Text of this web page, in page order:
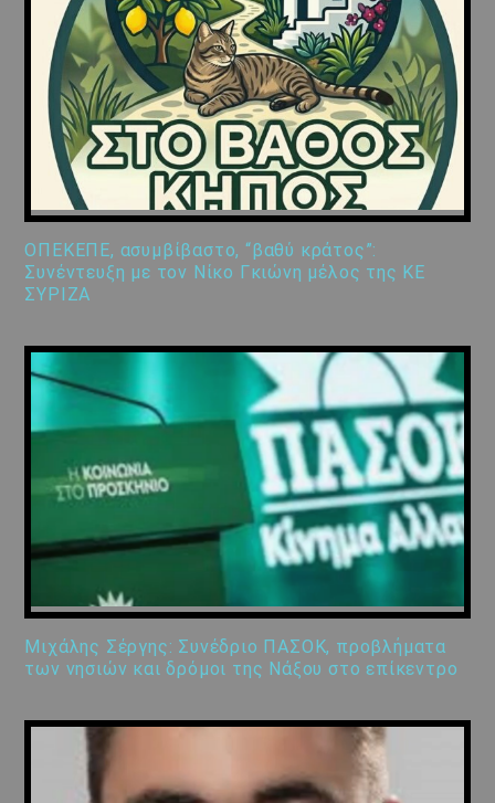
ΟΠΕΚΕΠΕ, ασυμβίβαστο, “βαθύ κράτος”:
Συνέντευξη με τον Νίκο Γκιώνη μέλος της ΚΕ
ΣΥΡΙΖΑ
Μιχάλης Σέργης: Συνέδριο ΠΑΣΟΚ, προβλήματα
των νησιών και δρόμοι της Νάξου στο επίκεντρο